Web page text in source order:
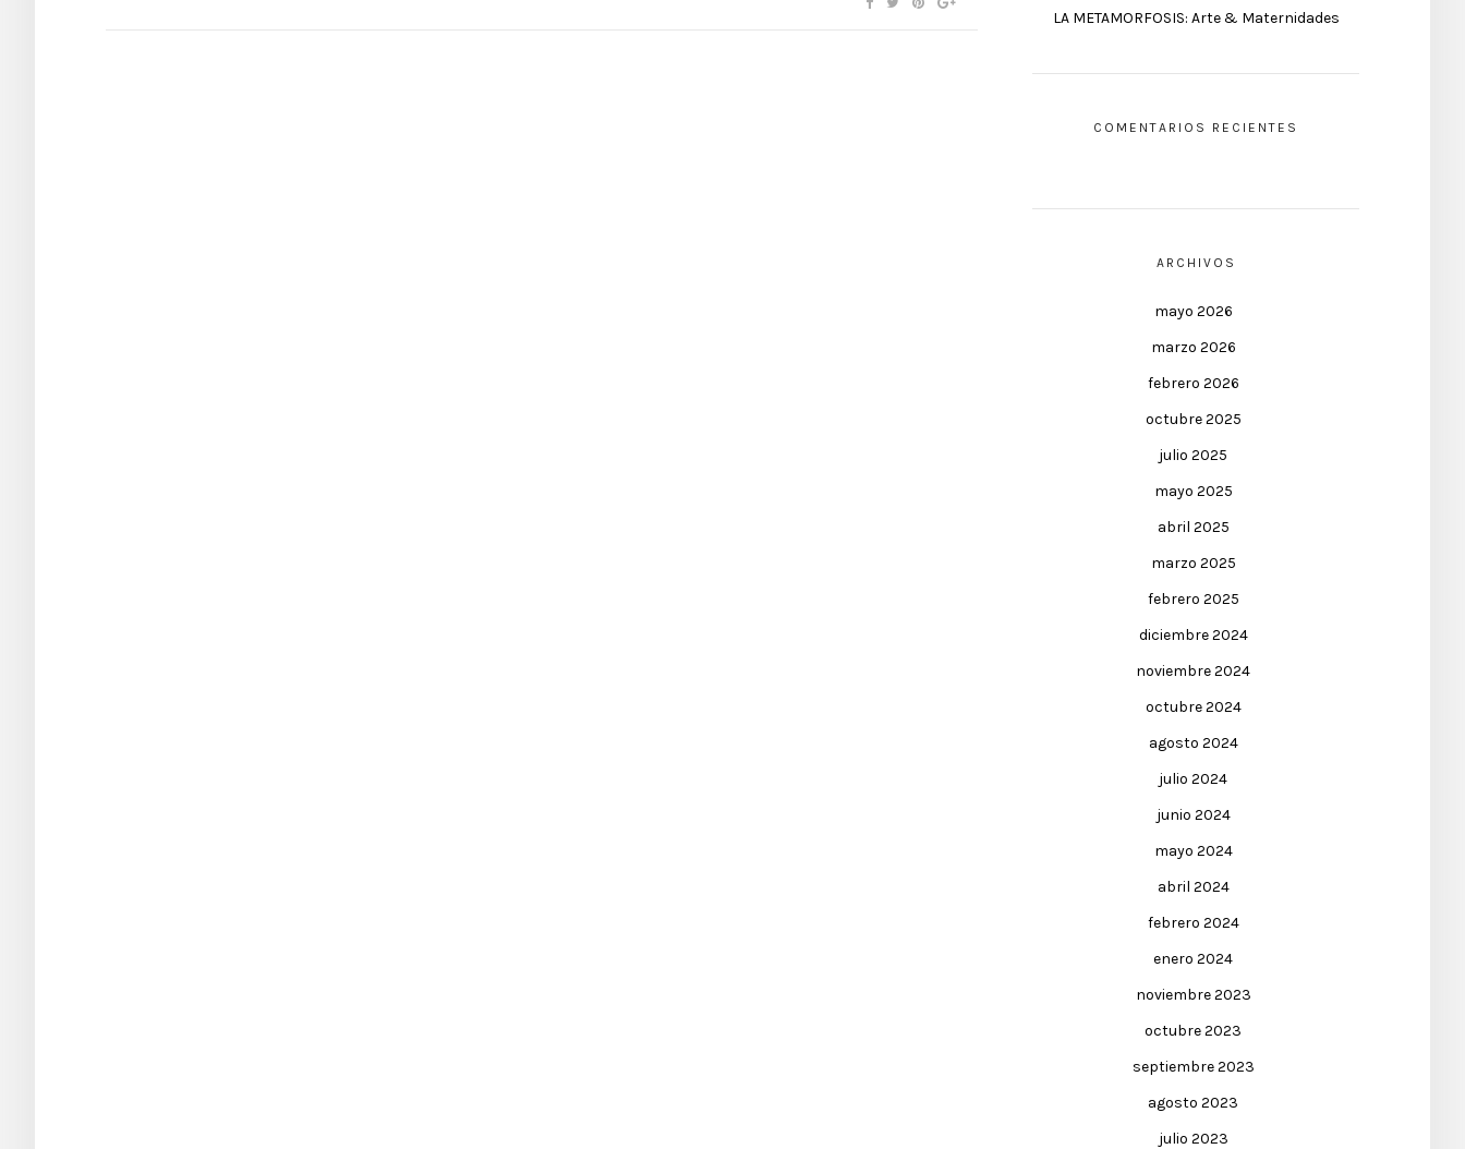
LA METAMORFOSIS: Arte & Maternidades
COMENTARIOS RECIENTES
ARCHIVOS
mayo 2026
marzo 2026
febrero 2026
octubre 2025
julio 2025
mayo 2025
abril 2025
marzo 2025
febrero 2025
diciembre 2024
noviembre 2024
octubre 2024
agosto 2024
julio 2024
junio 2024
mayo 2024
abril 2024
febrero 2024
enero 2024
noviembre 2023
octubre 2023
septiembre 2023
agosto 2023
julio 2023